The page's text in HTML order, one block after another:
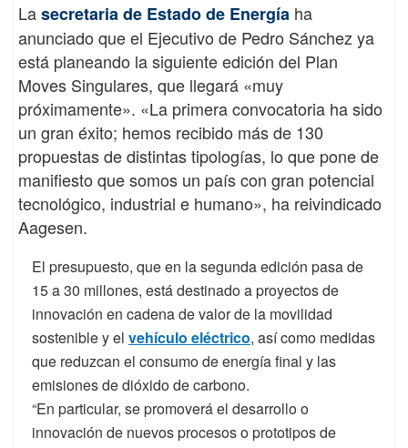
Lasecretaria de Estado de Energía ha
anunciado que el Ejecutivo de Pedro Sánchez ya
está planeando la siguiente edición del Plan
Moves Singulares, que llegará «muy
próximamente». «La primera convocatoria ha sido
un gran éxito; hemos recibido más de 130
propuestas de distintas tipologías, lo que pone de
manifiesto que somos un país con gran potencial
tecnológico, industrial e humano», ha reivindicado
Aagesen.
El presupuesto, que en la segunda edición pasa de
15 a 30 millones, está destinado a proyectos de
innovación en cadena de valor de la movilidad
sostenible y el vehículo eléctrico, así como medidas
que reduzcan el consumo de energía final y las
emisiones de dióxido de carbono.
“En particular, se promoverá el desarrollo o
innovación de nuevos procesos o prototipos de